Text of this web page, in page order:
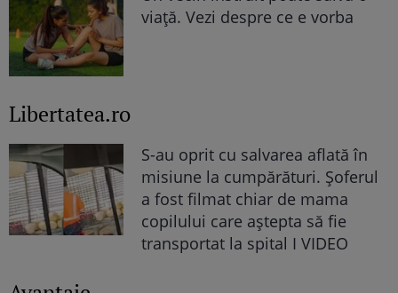
viață. Vezi despre ce e vorba
Libertatea.ro
S-au oprit cu salvarea aflată în
misiune la cumpărături. Șoferul
a fost filmat chiar de mama
copilului care aștepta să fie
transportat la spital I VIDEO